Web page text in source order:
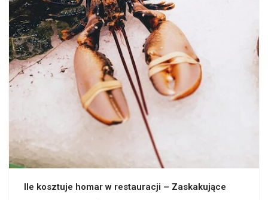
Ile kosztuje homar w restauracji – Zaskakujące